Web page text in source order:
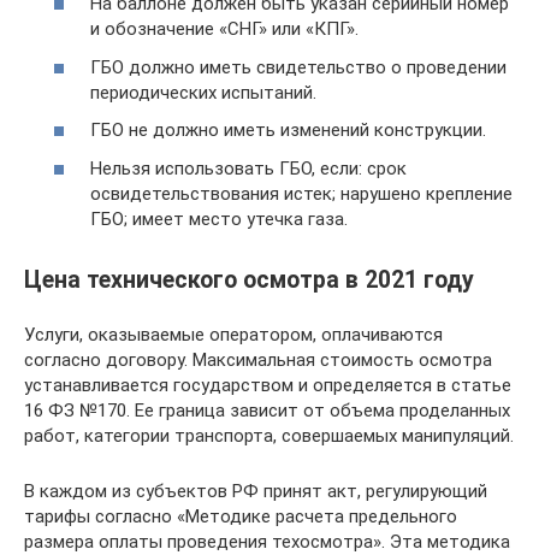
и обозначение «СНГ» или «КПГ».
ГБО должно иметь свидетельство о проведении
периодических испытаний.
ГБО не должно иметь изменений конструкции.
Нельзя использовать ГБО, если: срок
освидетельствования истек; нарушено крепление
ГБО; имеет место утечка газа.
Цена технического осмотра в 2021 году
Услуги, оказываемые оператором, оплачиваются
согласно договору. Максимальная стоимость осмотра
устанавливается государством и определяется в статье
16 ФЗ №170. Ее граница зависит от объема проделанных
работ, категории транспорта, совершаемых манипуляций.
В каждом из субъектов РФ принят акт, регулирующий
тарифы согласно «Методике расчета предельного
размера оплаты проведения техосмотра». Эта методика